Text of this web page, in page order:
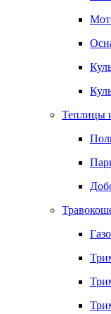
Теплицы